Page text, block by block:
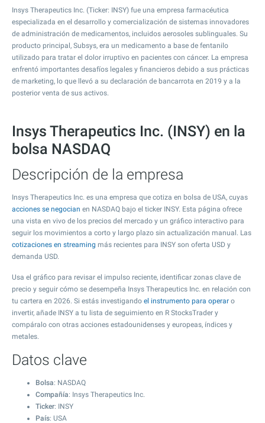
Insys Therapeutics Inc. (Ticker: INSY) fue una empresa farmacéutica
especializada en el desarrollo y comercialización de sistemas innovadores
de administración de medicamentos, incluidos aerosoles sublinguales. Su
producto principal, Subsys, era un medicamento a base de fentanilo
utilizado para tratar el dolor irruptivo en pacientes con cáncer. La empresa
enfrentó importantes desafíos legales y financieros debido a sus prácticas
de marketing, lo que llevó a su declaración de bancarrota en 2019 y a la
posterior venta de sus activos.
Insys Therapeutics Inc. (INSY) en la
bolsa NASDAQ
Descripción de la empresa
Insys Therapeutics Inc. es una empresa que cotiza en bolsa de USA, cuyas
acciones se negocian en NASDAQ bajo el ticker INSY. Esta página ofrece
una vista en vivo de los precios del mercado y un gráfico interactivo para
seguir los movimientos a corto y largo plazo sin actualización manual. Las
cotizaciones en streaming más recientes para INSY son oferta USD y
demanda USD.
Usa el gráfico para revisar el impulso reciente, identificar zonas clave de
precio y seguir cómo se desempeña Insys Therapeutics Inc. en relación con
tu cartera en 2026. Si estás investigando el instrumento para operar o
invertir, añade INSY a tu lista de seguimiento en R StocksTrader y
compáralo con otras acciones estadounidenses y europeas, índices y
metales.
Datos clave
Bolsa: NASDAQ
Compañía: Insys Therapeutics Inc.
Ticker: INSY
País: USA